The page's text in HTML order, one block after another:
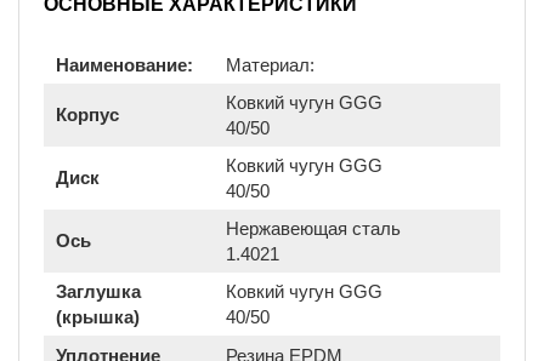
ОСНОВНЫЕ ХАРАКТЕРИСТИКИ
Наименование: Материал:
Корпус
Ковкий чугун GGG
40/50
Диск
Ковкий чугун GGG
40/50
Ось
Нержавеющая сталь
1.4021
Заглушка
(крышка)
Ковкий чугун GGG
40/50
Уплотнение
Резина EPDM